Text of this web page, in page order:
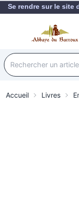
Se rendre sur le site
Accueil Livres